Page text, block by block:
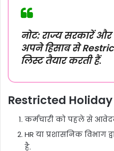
नोट: राज्य सरकारें और
अपने हिसाब से
लिस्ट तैयार करती हैं.
Restricted
कर्मचारी को पहले से
HR या प्रशासनिक विभाग
है.